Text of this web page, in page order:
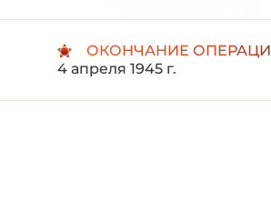
ОКОНЧАНИЕ
4 апреля 1945 г.